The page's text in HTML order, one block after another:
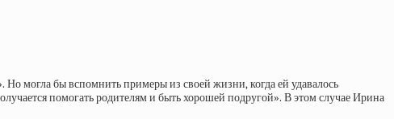
могла бы вспомнить примеры из своей жизни, когда ей удавалось
помогать родителям и быть хорошей подругой». В этом случае Ирина